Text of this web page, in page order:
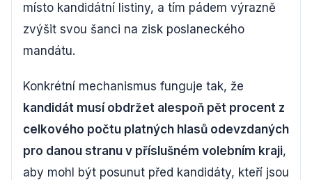
místo kandidátní listiny, a tím pádem výrazně
zvýšit svou šanci na zisk poslaneckého
mandátu.
Konkrétní mechanismus funguje tak, že
kandidát musí obdržet alespoň pět procent z
celkového počtu platných hlasů odevzdaných
pro danou stranu v příslušném volebním kraji,
aby mohl být posunut před kandidáty, kteří jsou